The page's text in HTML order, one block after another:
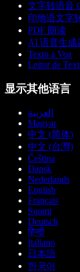
文字转语音
印地语文字
PDF 朗读
AI 语音生成
Texto a Voz
Leitor de
显示其他语言
العربية
Magyar
中文 (简体)
中文 (台灣)
Čeština
Dansk
Nederlands
English
Français
Suomi
Deutsch
हिन्दी
Italiano
日本語
한국어